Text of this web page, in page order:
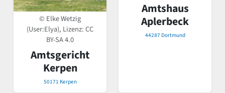
© Elke Wetzig
(User:Elya), Lizenz:CC
BY-SA 4.0
Amtsgericht
Kerpen
50171 Kerpen
Amtshaus
Aplerbeck
44287 Dortmund